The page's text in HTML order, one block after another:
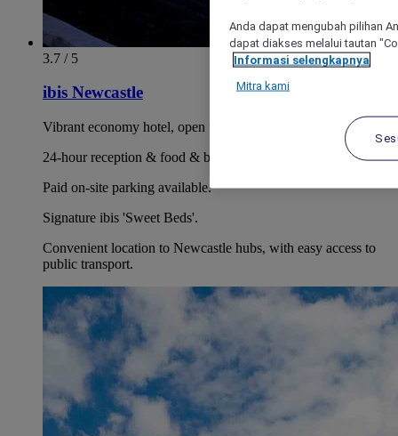
3.7 / 5
ibis Newcastle
Vibrant economy hotel, open to everyone
24-hour reception & food & beverage.
Paid on-site parking available.
Signature ibis 'Sweet Beds'.
Convenient location to Newcastle hubs, with easy access to
public transport.
Anda dapat mengubah pilihan
dapat diakses melalui tautan
Informasi selengkapnya
Mitra kami